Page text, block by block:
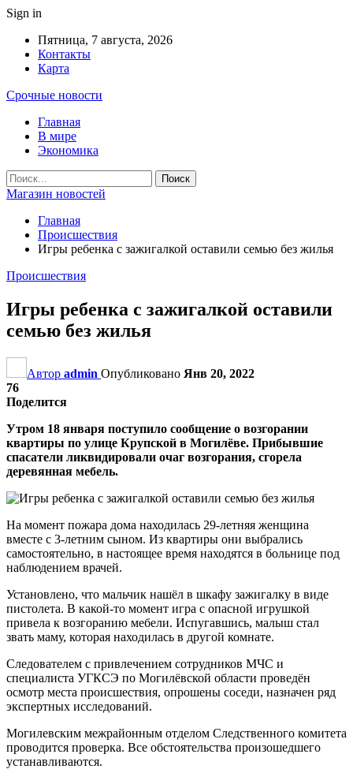
Sign in
Пятница, 7 августа, 2026
Контакты
Карта
Срочные новости
Главная
В мире
Экономика
Магазин новостей
Главная
Происшествия
Игры ребенка с зажигалкой оставили семью без жилья
Происшествия
Игры ребенка с зажигалкой оставили
семью без жилья
Автор admin Опубликовано Янв 20, 2022
76
Поделится
Утром 18 января поступило сообщение о возгорании
квартиры по улице Крупской в Могилёве. Прибывшие
спасатели ликвидировали очаг возгорания, сгорела
деревянная мебель.
На момент пожара дома находилась 29-летняя женщина
вместе с 3-летним сыном. Из квартиры они выбрались
самостоятельно, в настоящее время находятся в больнице под
наблюдением врачей.
Установлено, что мальчик нашёл в шкафу зажигалку в виде
пистолета. В какой-то момент игра с опасной игрушкой
привела к возгоранию мебели. Испугавшись, малыш стал
звать маму, которая находилась в другой комнате.
Следователем с привлечением сотрудников МЧС и
специалиста УГКСЭ по Могилёвской области проведён
осмотр места происшествия, опрошены соседи, назначен ряд
экспертных исследований.
Могилевским межрайонным отделом Следственного комитета
проводится проверка. Все обстоятельства произошедшего
устанавливаются.